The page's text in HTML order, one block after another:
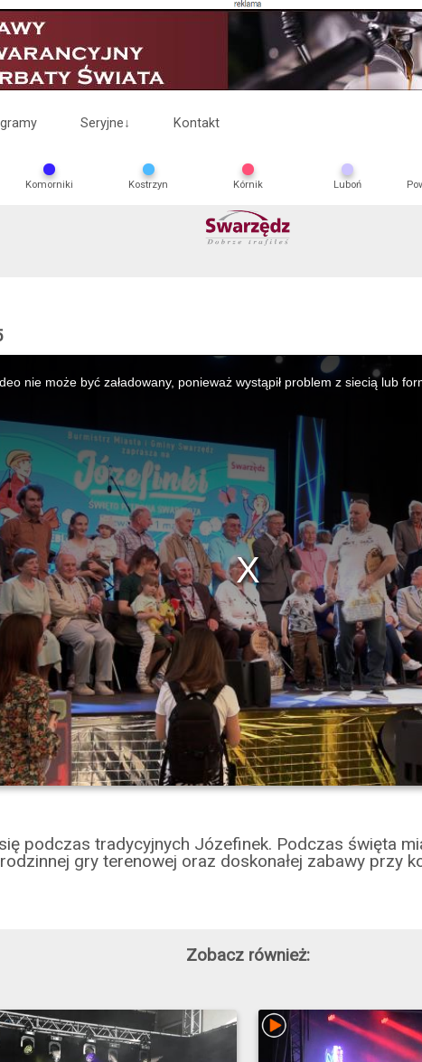
Seryjne↓ Kontakt
Komorniki Kostrzyn Kórnik Luboń
nie może być załadowany, ponieważ wystąpił problem z siecią lub
podczas tradycyjnych Józefinek. Podczas święta
gry terenowej oraz doskonałej zabawy przy
Zobacz również: